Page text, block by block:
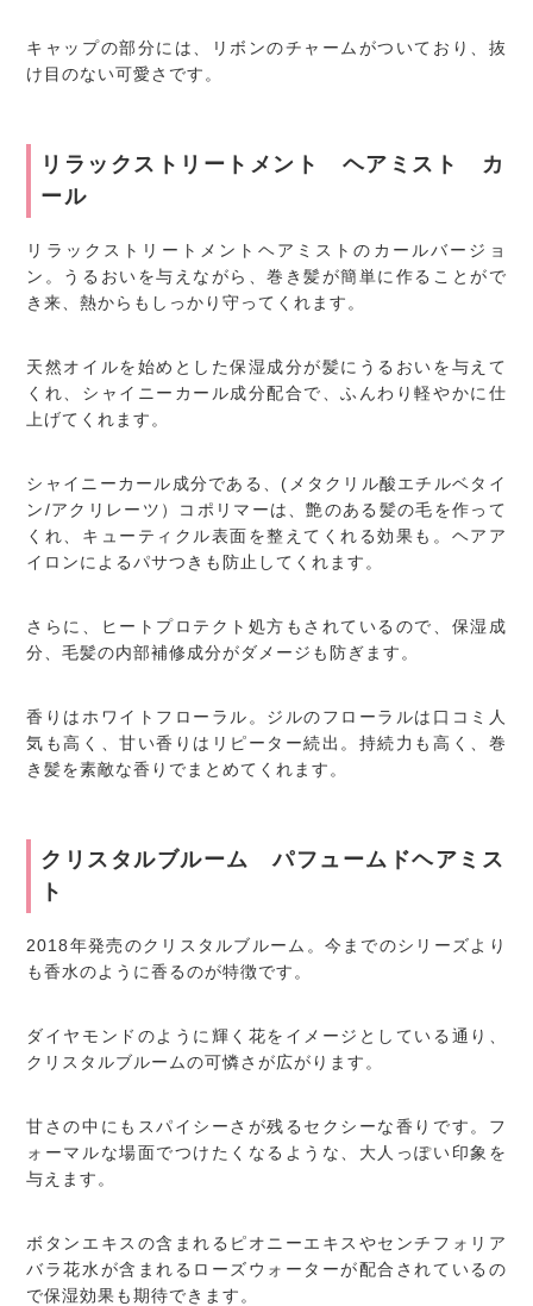
キャップの部分には、リボンのチャームがついており、抜
け目のない可愛さです。
リラックストリートメント ヘアミスト カ
ール
リラックストリートメントヘアミストのカールバージョ
ン。うるおいを与えながら、巻き髪が簡単に作ることがで
き来、熱からもしっかり守ってくれます。
天然オイルを始めとした保湿成分が髪にうるおいを与えて
くれ、シャイニーカール成分配合で、ふんわり軽やかに仕
上げてくれます。
シャイニーカール成分である、(メタクリル酸エチルベタイ
ン/アクリレーツ）コポリマーは、艶のある髪の毛を作って
くれ、キューティクル表面を整えてくれる効果も。ヘアア
イロンによるパサつきも防止してくれます。
さらに、ヒートプロテクト処方もされているので、保湿成
分、毛髪の内部補修成分がダメージも防ぎます。
香りはホワイトフローラル。ジルのフローラルは口コミ人
気も高く、甘い香りはリピーター続出。持続力も高く、巻
き髪を素敵な香りでまとめてくれます。
クリスタルブルーム パフュームドヘアミス
ト
2018年発売のクリスタルブルーム。今までのシリーズより
も香水のように香るのが特徴です。
ダイヤモンドのように輝く花をイメージとしている通り、
クリスタルブルームの可憐さが広がります。
甘さの中にもスパイシーさが残るセクシーな香りです。フ
ォーマルな場面でつけたくなるような、大人っぽい印象を
与えます。
ボタンエキスの含まれるピオニーエキスやセンチフォリア
バラ花水が含まれるローズウォーターが配合されているの
で保湿効果も期待できます。